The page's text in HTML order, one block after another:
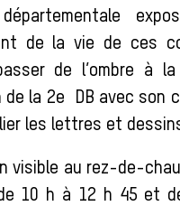
départementale
de la vie de ces
de l’ombre à
de la 2e DB avec son
les lettres et
visible au rez-de-
10 h à 12 h 45 et